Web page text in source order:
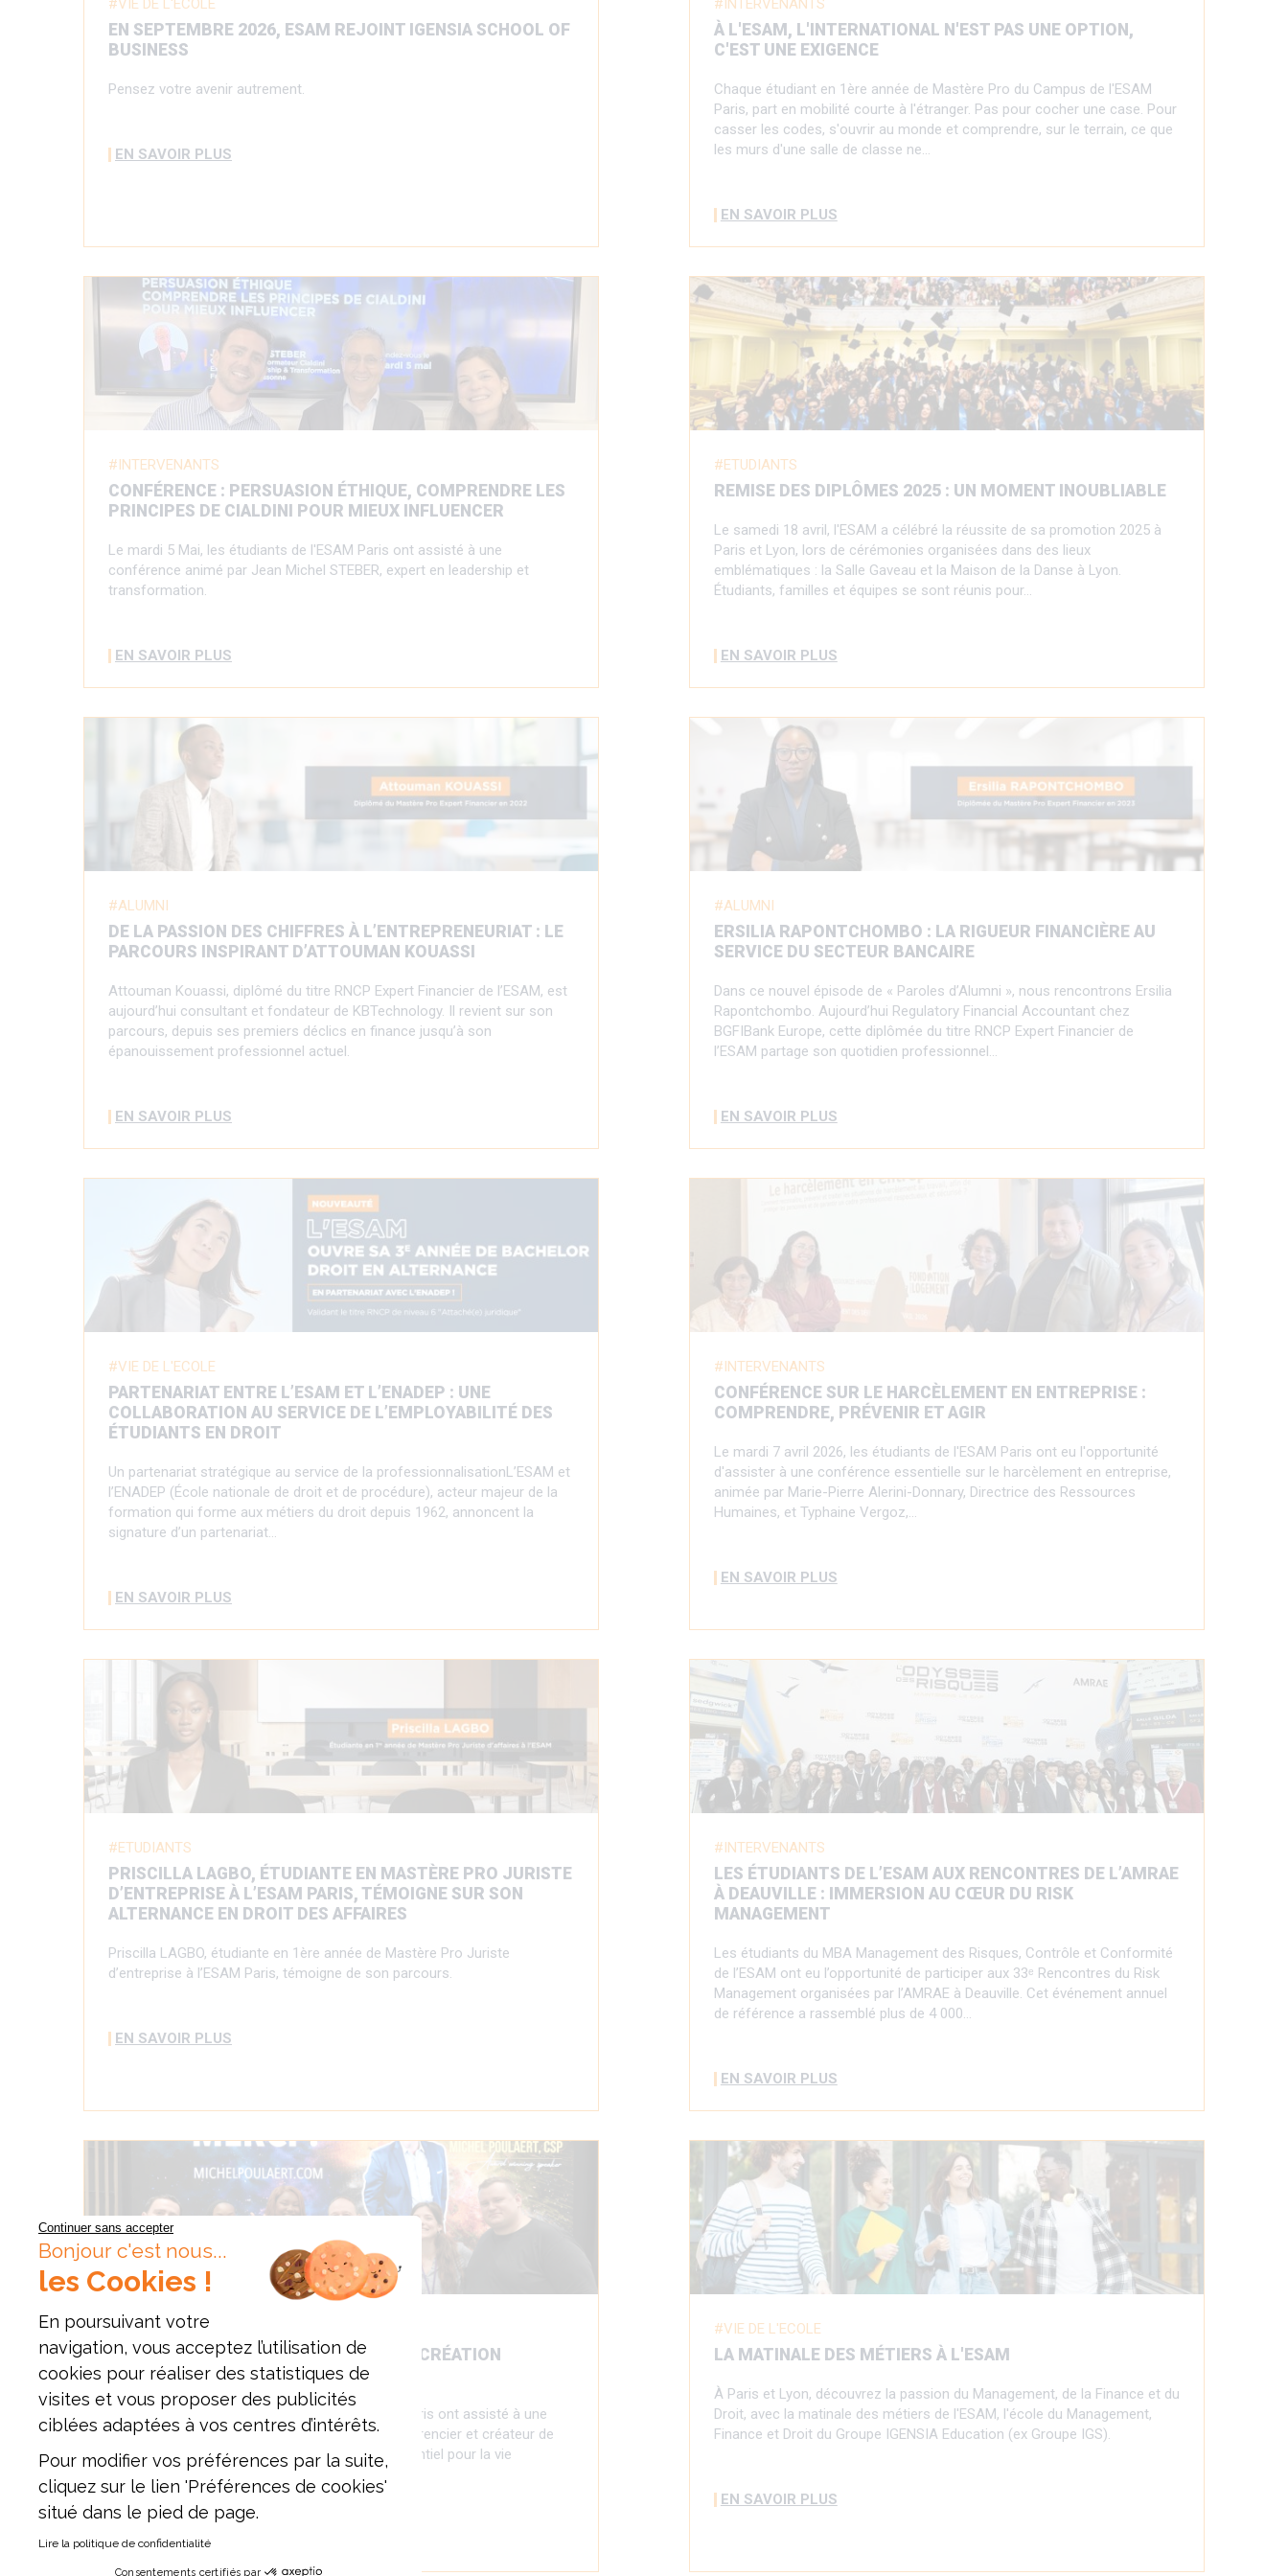
EN SEPTEMBRE 2026, ESAM REJOINT IGENSIA SCHOOL OF
BUSINESS
Pensez votre avenir autrement.
EN SAVOIR PLUS
À L'ESAM, L'INTERNATIONAL N'EST PAS UNE OPTION,
C'EST UNE EXIGENCE
Chaque étudiant en 1ère année de Mastère Pro du Campus de l'ESAM
Paris, part en mobilité courte à l'étranger. Pas pour cocher une case. Pour
casser les codes, s'ouvrir au monde et comprendre, sur le terrain, ce que
les murs d'une salle de classe ne…
EN SAVOIR PLUS
INTERVENANTS
CONFÉRENCE : PERSUASION ÉTHIQUE, COMPRENDRE LES
PRINCIPES DE CIALDINI POUR MIEUX INFLUENCER
Le mardi 5 Mai, les étudiants de l'ESAM Paris ont assisté à une
conférence animé par Jean Michel STEBER, expert en leadership et
transformation.
EN SAVOIR PLUS
ETUDIANTS
REMISE DES DIPLÔMES 2025 : UN MOMENT INOUBLIABLE
Le samedi 18 avril, l'ESAM a célébré la réussite de sa promotion 2025 à
Paris et Lyon, lors de cérémonies organisées dans des lieux
emblématiques : la Salle Gaveau et la Maison de la Danse à Lyon.
Étudiants, familles et équipes se sont réunis pour…
EN SAVOIR PLUS
ALUMNI
DE LA PASSION DES CHIFFRES À L’ENTREPRENEURIAT : LE
PARCOURS INSPIRANT D’ATTOUMAN KOUASSI
Attouman Kouassi, diplômé du titre RNCP Expert Financier de l’ESAM, est
aujourd’hui consultant et fondateur de KBTechnology. Il revient sur son
parcours, depuis ses premiers déclics en finance jusqu’à son
épanouissement professionnel actuel.
EN SAVOIR PLUS
ALUMNI
ERSILIA RAPONTCHOMBO : LA RIGUEUR FINANCIÈRE AU
SERVICE DU SECTEUR BANCAIRE
Dans ce nouvel épisode de « Paroles d’Alumni », nous rencontrons Ersilia
Rapontchombo. Aujourd’hui Regulatory Financial Accountant chez
BGFIBank Europe, cette diplômée du titre RNCP Expert Financier de
l’ESAM partage son quotidien professionnel…
EN SAVOIR PLUS
VIE DE L'ECOLE
PARTENARIAT ENTRE L’ESAM ET L’ENADEP : UNE
COLLABORATION AU SERVICE DE L’EMPLOYABILITÉ DES
ÉTUDIANTS EN DROIT
Un partenariat stratégique au service de la professionnalisationL’ESAM et
l’ENADEP (École nationale de droit et de procédure), acteur majeur de la
formation qui forme aux métiers du droit depuis 1962, annoncent la
signature d’un partenariat…
EN SAVOIR PLUS
INTERVENANTS
CONFÉRENCE SUR LE HARCÈLEMENT EN ENTREPRISE :
COMPRENDRE, PRÉVENIR ET AGIR
Le mardi 7 avril 2026, les étudiants de l'ESAM Paris ont eu l'opportunité
d'assister à une conférence essentielle sur le harcèlement en entreprise,
animée par Marie-Pierre Alerini-Donnary, Directrice des Ressources
Humaines, et Typhaine Vergoz,…
EN SAVOIR PLUS
ETUDIANTS
PRISCILLA LAGBO, ÉTUDIANTE EN MASTÈRE PRO JURISTE
D’ENTREPRISE À L’ESAM PARIS, TÉMOIGNE SUR SON
ALTERNANCE EN DROIT DES AFFAIRES
Priscilla LAGBO, étudiante en 1ère année de Mastère Pro Juriste
d’entreprise à l’ESAM Paris, témoigne de son parcours.
EN SAVOIR PLUS
INTERVENANTS
LES ÉTUDIANTS DE L’ESAM AUX RENCONTRES DE L’AMRAE
À DEAUVILLE : IMMERSION AU CŒUR DU RISK
MANAGEMENT
Les étudiants du MBA Management des Risques, Contrôle et Conformité
de l’ESAM ont eu l’opportunité de participer aux 33ᵉ Rencontres du Risk
Management organisées par l’AMRAE à Deauville. Cet événement annuel
de référence a rassemblé plus de 4 000…
EN SAVOIR PLUS
VIE DE L'ECOLE
CONFÉRENCE SUR L'OPTIMISME ET LA CRÉATION
D'OPPORTUNITÉS
Le mardi 3 mars 2026, les étudiants de l'ESAM Paris ont assisté à une
conférence animée par Michel POULAERT , conférencier et créateur de
contenu. L'intervention portait sur un thème essentiel pour la vie
personnelle et professionnelle : comment…
EN SAVOIR PLUS
VIE DE L'ECOLE
LA MATINALE DES MÉTIERS À L'ESAM
À Paris et Lyon, découvrez la passion du Management, de la Finance et du
Droit, avec la matinale des métiers de l'ESAM, l'école du Management,
Finance et Droit du Groupe IGENSIA Education (ex Groupe IGS).
EN SAVOIR PLUS
Continuer sans accepter
Bonjour c'est nous...
les Cookies !
En poursuivant votre
navigation, vous acceptez l’utilisation de
cookies pour réaliser des statistiques de
visites et vous proposer des publicités
ciblées adaptées à vos centres d’intérêts.
Pour modifier vos préférences par la suite,
cliquez sur le lien 'Préférences de cookies'
situé dans le pied de page.
Lire la politique de confidentialité
Consentements certifiés par